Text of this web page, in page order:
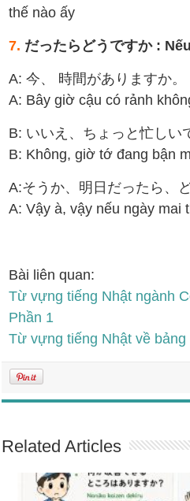
thế nào ấy
7. だったらどうですか :
A: 今、 時間がありますか。
A: Bây giờ cậu có rảnh
B: いいえ、ちょっと忙しい
B: Không, giờ tớ đang bận
A:そうか、明日だったら、
A: Vậy à, vậy nếu ngày mai
Bài liên quan:
Từ vựng tiếng Nhật ngành
Phần 1
Từ vựng tiếng Nhật về
Related Articles